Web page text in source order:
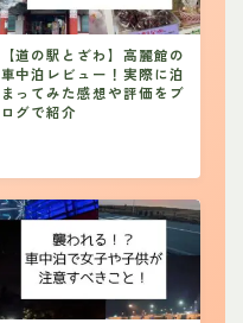
【道の駅とざわ】高麗館の
車中泊レビュー！実際に泊
まってみた感想や評価をブ
ログで紹介